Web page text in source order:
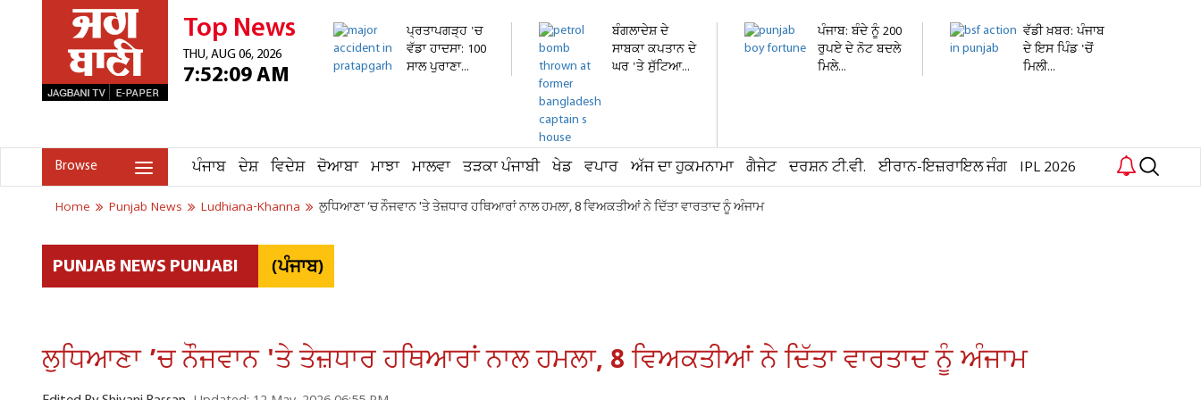
Top News
THU, AUG 06, 2026
7:52:09 AM
ਪ੍ਰਤਾਪਗੜ੍ਹ 'ਚ
ਵੱਡਾ ਹਾਦਸਾ: 100
ਸਾਲ ਪੁਰਾਣਾ...
ਬੰਗਲਾਦੇਸ਼ ਦੇ
ਸਾਬਕਾ ਕਪਤਾਨ ਦੇ
ਘਰ 'ਤੇ ਸੁੱਟਿਆ...
ਪੰਜਾਬ: ਬੰਦੇ ਨੂੰ 200
ਰੁਪਏ ਦੇ ਨੋਟ ਬਦਲੇ
ਮਿਲੇ...
ਵੱਡੀ ਖ਼ਬਰ: ਪੰਜਾਬ
ਦੇ ਇਸ ਪਿੰਡ 'ਚੋਂ
ਮਿਲੀ...
Browse ਪੰਜਾਬ ਦੇਸ਼ ਵਿਦੇਸ਼ ਦੋਆਬਾ ਮਾਝਾ ਮਾਲਵਾ ਤੜਕਾ ਪੰਜਾਬੀ ਖੇਡ ਵਪਾਰ ਅੱਜ ਦਾ ਹੁਕਮਨਾਮਾ ਗੈਜੇਟ ਦਰਸ਼ਨ ਟੀ.ਵੀ. ਈਰਾਨ-ਇਜ਼ਰਾਇਲ ਜੰਗ IPL 2026
Home Punjab News Ludhiana-Khanna ਲੁਧਿਆਣਾ ’ਚ ਨੌਜਵਾਨ 'ਤੇ ਤੇਜ਼ਧਾਰ ਹਥਿਆਰਾਂ ਨਾਲ ਹਮਲਾ, 8 ਵਿਅਕਤੀਆਂ ਨੇ ਦਿੱਤਾ ਵਾਰਤਾਦ ਨੂੰ ਅੰਜਾਮ
PUNJAB NEWS PUNJABI (ਪੰਜਾਬ)
ਲੁਧਿਆਣਾ ’ਚ ਨੌਜਵਾਨ 'ਤੇ ਤੇਜ਼ਧਾਰ ਹਥਿਆਰਾਂ ਨਾਲ ਹਮਲਾ, 8 ਵਿਅਕਤੀਆਂ ਨੇ ਦਿੱਤਾ ਵਾਰਤਾਦ ਨੂੰ ਅੰਜਾਮ